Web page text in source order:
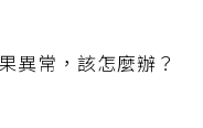
異常，該怎麼辦？